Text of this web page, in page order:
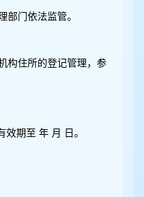
部门依法监管。
构住所的登记管理，参
期至 年 月 日。